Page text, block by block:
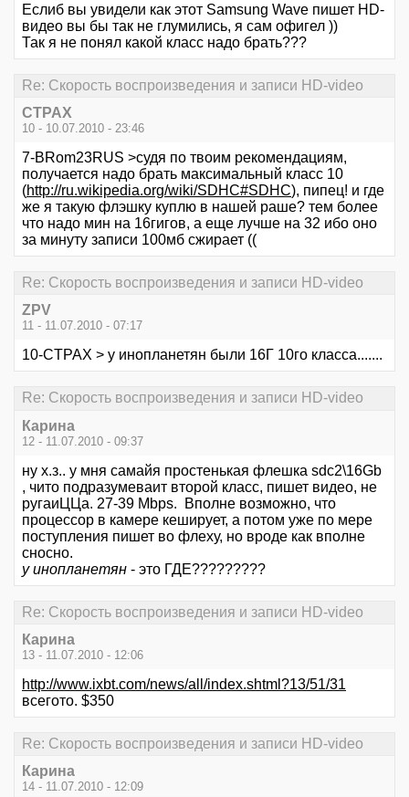
Еслиб вы увидели как этот Samsung Wave пишет HD-
видео вы бы так не глумились, я сам офигел ))
Так я не понял какой класс надо брать???
Re: Скорость воспроизведения и записи HD-video
CTPAX
10 - 10.07.2010 - 23:46
7-BRom23RUS >судя по твоим рекомендациям,
получается надо брать максимальный класс 10
(http://ru.wikipedia.org/wiki/SDHC#SDHC), пипец! и где
же я такую флэшку куплю в нашей раше? тем более
что надо мин на 16гигов, а еще лучше на 32 ибо оно
за минуту записи 100мб сжирает ((
Re: Скорость воспроизведения и записи HD-video
ZPV
11 - 11.07.2010 - 07:17
10-CTPAX > у инопланетян были 16Г 10го класса.......
Re: Скорость воспроизведения и записи HD-video
Карина
12 - 11.07.2010 - 09:37
ну х.з.. у мня самайя простенькая флешка sdc2\16Gb
, чито подразумеваит второй класс, пишет видео, не
ругаиЦЦа. 27-39 Mbps. Вполне возможно, что
процессор в камере кеширует, а потом уже по мере
поступления пишет во флеху, но вроде как вполне
сносно.
у инопланетян - это ГДЕ?????????
Re: Скорость воспроизведения и записи HD-video
Карина
13 - 11.07.2010 - 12:06
http://www.ixbt.com/news/all/index.shtml?13/51/31
всегото. $350
Re: Скорость воспроизведения и записи HD-video
Карина
14 - 11.07.2010 - 12:09